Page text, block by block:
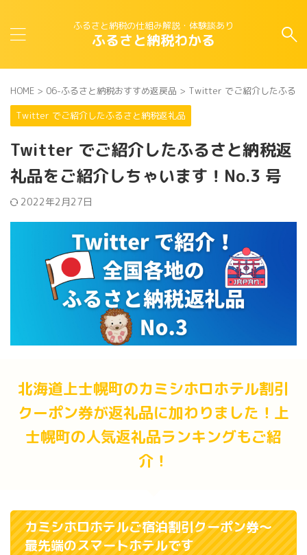
ふるさと納税の仕組み解説・体験談あり
ふるさと納税わかる
HOME > 06-ふるさと納税おすすめ返戻品 > Twitter でご紹介したふるさ
Twitter でご紹介したふるさと納税返礼品
Twitter でご紹介したふるさと納税返
礼品をご紹介しちゃいます！No.3 号
2022年2月27日
北海道上士幌町のカミシホロホテル割引
クーポン券が返礼品に加わりました！上
士幌町の人気返礼品ランキングもご紹
介！
カミシホロホテルご宿泊割引クーポン券～
最先端のスマートホテルです